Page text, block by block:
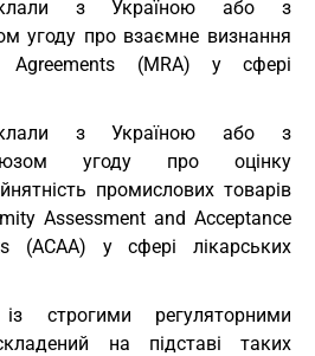
з Україною або з
угоду про взаємне визнання
Agreements (MRA) у сфері
з Україною або з
угоду про оцінку
промислових товарів
Assessment and Acceptance
(ACAA) у сфері лікарських
строгими регуляторними
на підставі таких